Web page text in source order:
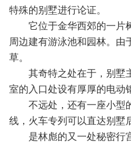
特殊的别墅进行论证。
它位于金华西郊的一片树
周边建有游泳池和园林。由
草。
其奇特之处在于，别墅
室的入口处设有厚厚的电动
不远处，还有一座小型
线，火车专列可以直达别墅
是林彪的又一处秘密行